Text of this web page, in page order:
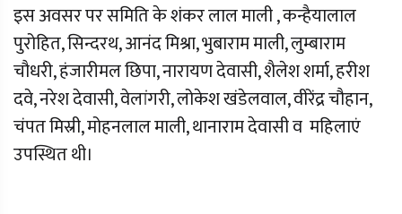
इस अवसर पर समिति के शंकर लाल माली , कन्हैयालाल
पुरोहित, सिन्दरथ, आनंद मिश्रा, भुबाराम माली, लुम्बाराम
चौधरी, हंजारीमल छिपा, नारायण देवासी, शैलेश शर्मा, हरीश
दवे, नरेश देवासी, वेलांगरी, लोकेश खंडेलवाल, वीरेंद्र चौहान,
चंपत मिस्री, मोहनलाल माली, थानाराम देवासी व महिलाएं
उपस्थित थी।